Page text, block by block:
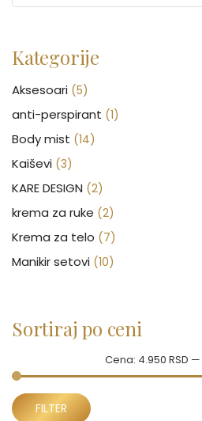
Kategorije
Aksesoari (5)
anti-perspirant (1)
Body mist (14)
Kaiševi (3)
KARE DESIGN (2)
krema za ruke (2)
Krema za telo (7)
Manikir setovi (10)
Nega lica (88)
Neseseri
Novčanici (50)
Sortiraj po ceni
FILTER
Cena: 4.950 RSD —